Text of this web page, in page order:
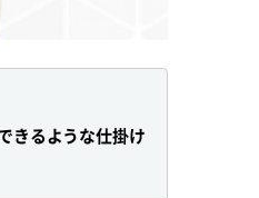
きるような仕掛け